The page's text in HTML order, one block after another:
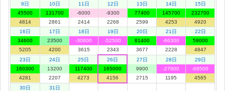
9日
45500
4814
10日
131700
2861
11日
-6000
2414
12日
-9300
2268
13日
77400
2599
14日
145700
4253
15日
232700
4920
16日
34600
5205
17日
23500
4200
18日
-30600
3615
19日
-52500
2343
20日
81400
3677
21日
-66300
2228
22日
59000
4847
23日
160300
4281
24日
13200
2207
25日
117400
4273
26日
165000
4156
27日
9900
2715
28日
-27900
1195
29日
-69500
4565
30日
31日